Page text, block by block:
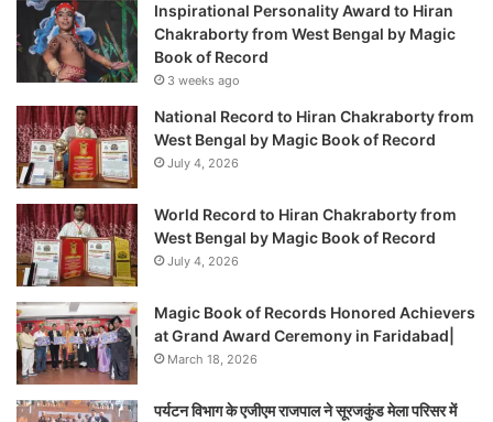
Inspirational Personality Award to Hiran
Chakraborty from West Bengal by Magic
Book of Record
3 weeks ago
National Record to Hiran Chakraborty from
West Bengal by Magic Book of Record
July 4, 2026
World Record to Hiran Chakraborty from
West Bengal by Magic Book of Record
July 4, 2026
Magic Book of Records Honored Achievers
at Grand Award Ceremony in Faridabad|
March 18, 2026
पर्यटन विभाग के एजीएम राजपाल ने सूरजकुंड मेला परिसर में